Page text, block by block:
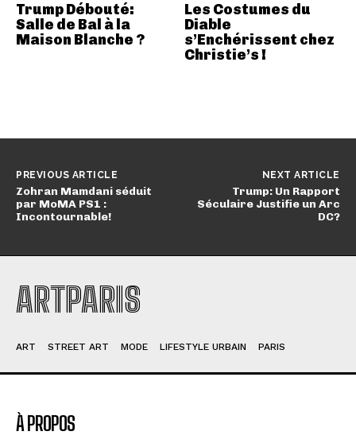
Trump Débouté:
Salle de Bal à la
Maison Blanche ?
Les Costumes du
Diable
s’Enchérissent chez
Christie’s !
PREVIOUS ARTICLE
Zohran Mamdani séduit
par MoMA PS1 :
Incontournable!
NEXT ARTICLE
Trump: Un Rapport
Séculaire Justifie un Arc
DC?
ARTPARIS
ART STREET ART MODE LIFESTYLE URBAIN PARIS
À PROPOS